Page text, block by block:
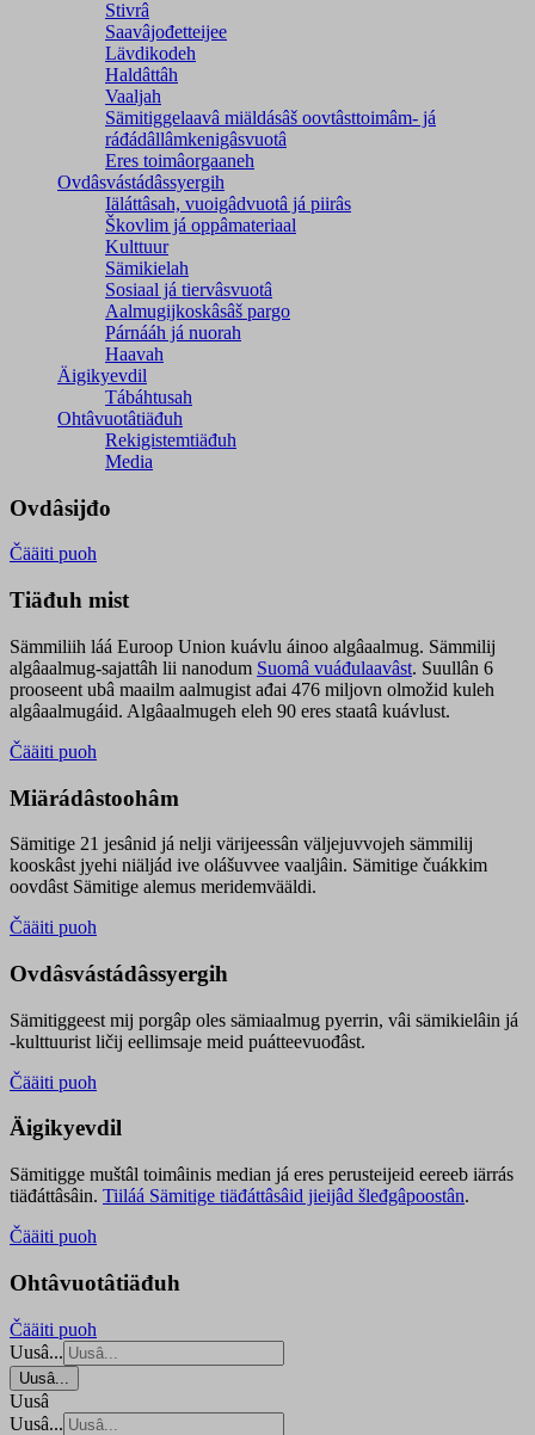
Stivrâ
Saavâjođetteijee
Lävdikodeh
Haldâttâh
Vaaljah
Sämitiggelaavâ miäldásâš oovtâsttoimâm- já
ráđádâllâmkenigâsvuotâ
Eres toimâorgaaneh
Ovdâsvástádâssyergih
Iäláttâsah, vuoigâdvuotâ já piirâs
Škovlim já oppâmateriaal
Kulttuur
Sämikielah
Sosiaal já tiervâsvuotâ
Aalmugijkoskâsâš pargo
Párnááh já nuorah
Haavah
Äigikyevdil
Tábáhtusah
Ohtâvuotâtiäđuh
Rekigistemtiäđuh
Media
Ovdâsijđo
Čääiti puoh
Tiäđuh mist
Sämmiliih láá Euroop Union kuávlu áinoo algâaalmug. Sämmilij
algâaalmug-sajattâh lii nanodum Suomâ vuáđulaavâst. Suullân 6
prooseent ubâ maailm aalmugist ađai 476 miljovn olmožid kuleh
algâaalmugáid. Algâaalmugeh eleh 90 eres staatâ kuávlust.
Čääiti puoh
Miärádâstoohâm
Sämitige 21 jesânid já nelji värijeessân väljejuvvojeh sämmilij
kooskâst jyehi niäljád ive olášuvvee vaaljâin. Sämitige čuákkim
oovdâst Sämitige alemus meridemvääldi.
Čääiti puoh
Ovdâsvástádâssyergih
Sämitiggeest mij porgâp oles sämiaalmug pyerrin, vâi sämikielâin já
-kulttuurist ličij eellimsaje meid puátteevuođâst.
Čääiti puoh
Äigikyevdil
Sämitigge muštâl toimâinis median já eres perusteijeid eereeb iärrás
tiäđáttâsâin. Tiiláá Sämitige tiäđáttâsâid jieijâd šleđgâpoostân.
Čääiti puoh
Ohtâvuotâtiäđuh
Čääiti puoh
Uusâ...
Uusâ...
Uusâ
Uusâ...